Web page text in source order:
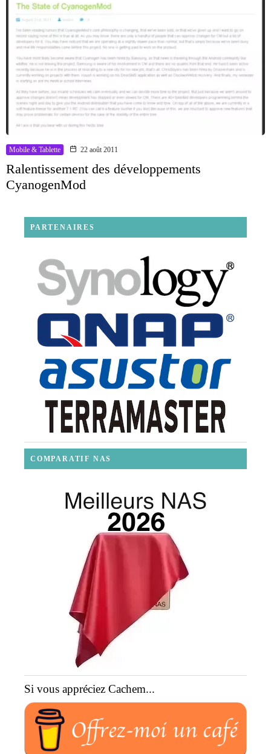
Mobile & Tablette 22 août 2011
Ralentissement des développements
CyanogenMod
PARTENAIRES
COMPARATIF NAS
Si vous appréciez Cachem...